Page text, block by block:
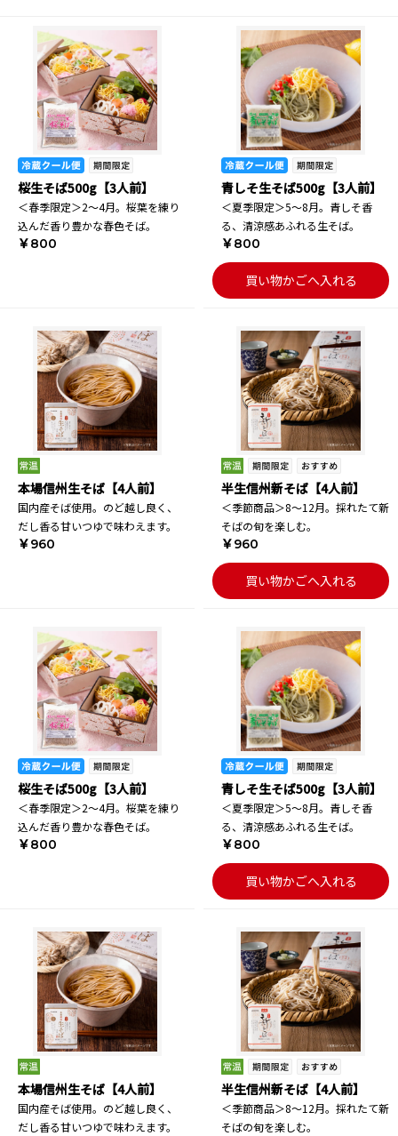
桜生そば500g【3人前】
＜春季限定＞2～4月。桜葉を練り
込んだ香り豊かな春色そば。
￥800
青しそ生そば500g【3人前】
＜夏季限定＞5～8月。青しそ香
る、清涼感あふれる生そば。
￥800
買い物かごへ入れる
本場信州生そば【4人前】
国内産そば使用。のど越し良く、
だし香る甘いつゆで味わえます。
￥960
半生信州新そば【4人前】
＜季節商品＞8～12月。採れたて新
そばの旬を楽しむ。
￥960
買い物かごへ入れる
桜生そば500g【3人前】
＜春季限定＞2～4月。桜葉を練り
込んだ香り豊かな春色そば。
￥800
青しそ生そば500g【3人前】
＜夏季限定＞5～8月。青しそ香
る、清涼感あふれる生そば。
￥800
買い物かごへ入れる
本場信州生そば【4人前】
国内産そば使用。のど越し良く、
だし香る甘いつゆで味わえます。
半生信州新そば【4人前】
＜季節商品＞8～12月。採れたて新
そばの旬を楽しむ。